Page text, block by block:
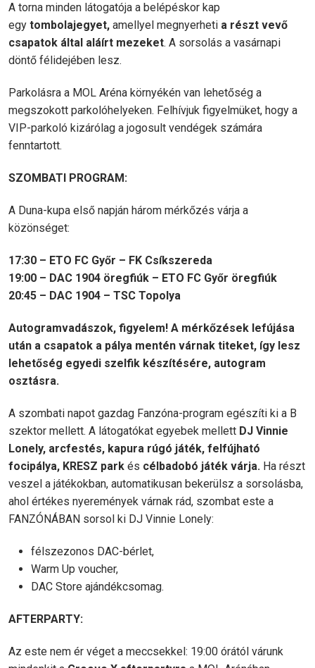
A torna minden látogatója a belépéskor kap
egy tombolajegyet, amellyel megnyerheti a részt vevő
csapatok által aláírt mezeket. A sorsolás a vasárnapi
döntő félidejében lesz.
Parkolásra a MOL Aréna környékén van lehetőség a
megszokott parkolóhelyeken. Felhívjuk figyelmüket, hogy a
VIP-parkoló kizárólag a jogosult vendégek számára
fenntartott.
SZOMBATI PROGRAM:
A Duna-kupa első napján három mérkőzés várja a
közönséget:
17:30 – ETO FC Győr – FK Csíkszereda
19:00 – DAC 1904 öregfiúk – ETO FC Győr öregfiúk
20:45 – DAC 1904 – TSC Topolya
Autogramvadászok, figyelem! A mérkőzések lefújása
után a csapatok a pálya mentén várnak titeket, így lesz
lehetőség egyedi szelfik készítésére, autogram
osztásra.
A szombati napot gazdag Fanzóna-program egészíti ki a B
szektor mellett. A látogatókat egyebek mellett DJ Vinnie
Lonely, arcfestés, kapura rúgó játék, felfújható
focipálya, KRESZ park és célbadobó játék várja. Ha részt
veszel a játékokban, automatikusan bekerülsz a sorsolásba,
ahol értékes nyeremények várnak rád, szombat este a
FANZÓNÁBAN sorsol ki DJ Vinnie Lonely:
félszezonos DAC-bérlet,
Warm Up voucher,
DAC Store ajándékcsomag.
AFTERPARTY:
Az este nem ér véget a meccsekkel: 19:00 órától várunk